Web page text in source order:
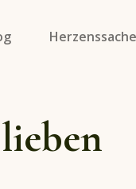
Soulmates On Tour